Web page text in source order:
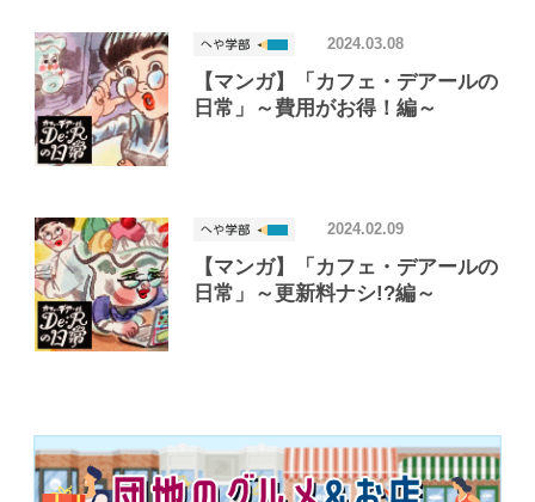
【マンガ】「カフェ・デアールの
日常」～費用がお得！編～
2024.03.08
【マンガ】「カフェ・デアールの
日常」～更新料ナシ!?編～
2024.02.09